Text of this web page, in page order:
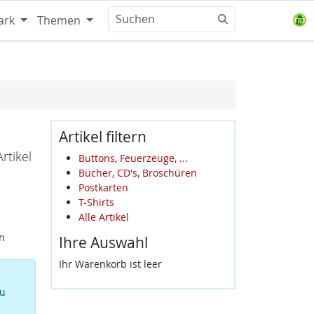
Themen
Artikel filtern
Buttons, Feuerzeuge, ...
Bücher, CD's, Broschüren
Postkarten
T-Shirts
Alle Artikel
Ihre Auswahl
Ihr Warenkorb ist leer